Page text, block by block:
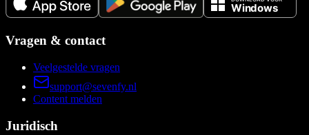
Vragen & contact
Veelgestelde vragen
support@sevenfy.nl
Content melden
Juridisch